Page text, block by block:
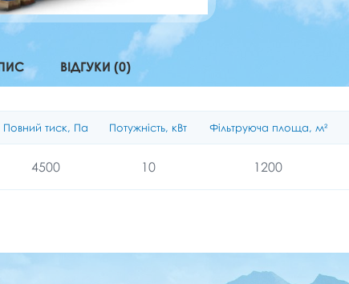
ВІДГУКИ (0)
Повний тиск, Па Потужність, кВт Фільтруюча площа, м²
4500 10 1200